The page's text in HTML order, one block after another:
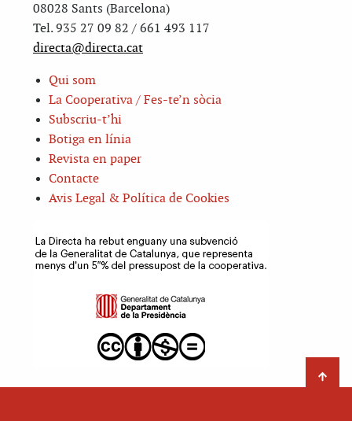
08028 Sants (Barcelona)
Tel. 935 27 09 82 / 661 493 117
directa@directa.cat
Qui som
La Cooperativa / Fes-te’n sòcia
Subscriu-t’hi
Botiga en línia
Revista en paper
Contacte
Avis Legal & Política de Cookies